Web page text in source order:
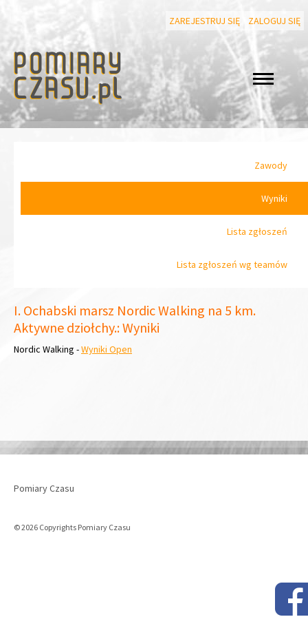
ZAREJESTRUJ SIĘ ZALOGUJ SIĘ
Zawody
Wyniki
Lista zgłoszeń
Lista zgłoszeń wg teamów
I. Ochabski marsz Nordic Walking na 5 km.
Aktywne dziołchy.: Wyniki
Nordic Walking -Wyniki Open
Pomiary Czasu
© 2026 Copyrights Pomiary Czasu